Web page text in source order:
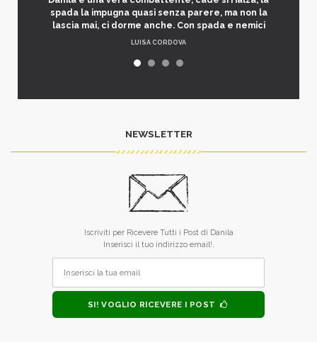
spada la impugna quasi senza parere, ma non la
lascia mai, ci dorme anche. Con spada e nemici
LUISA CORDOVA
NEWSLETTER
Iscriviti per Ricevere Tutti i Post di Danila
Inserisci il tuo indirizzo email!.
SI! VOGLIO RICEVERE I POST